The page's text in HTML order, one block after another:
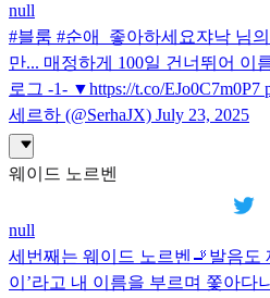
null
#블룸 #순애_좋아하세요쟈낙 님
만... 매정하게 100일 건너뛰어 이
로그 -1- ▼https://t.co/
세르하 (@SerhaJX) July 23, 2025
웨이드 노르벤
null
세번째는 웨이드 노르벤🚬발음도
이’라고 내 이름을 부르며 쫓아다